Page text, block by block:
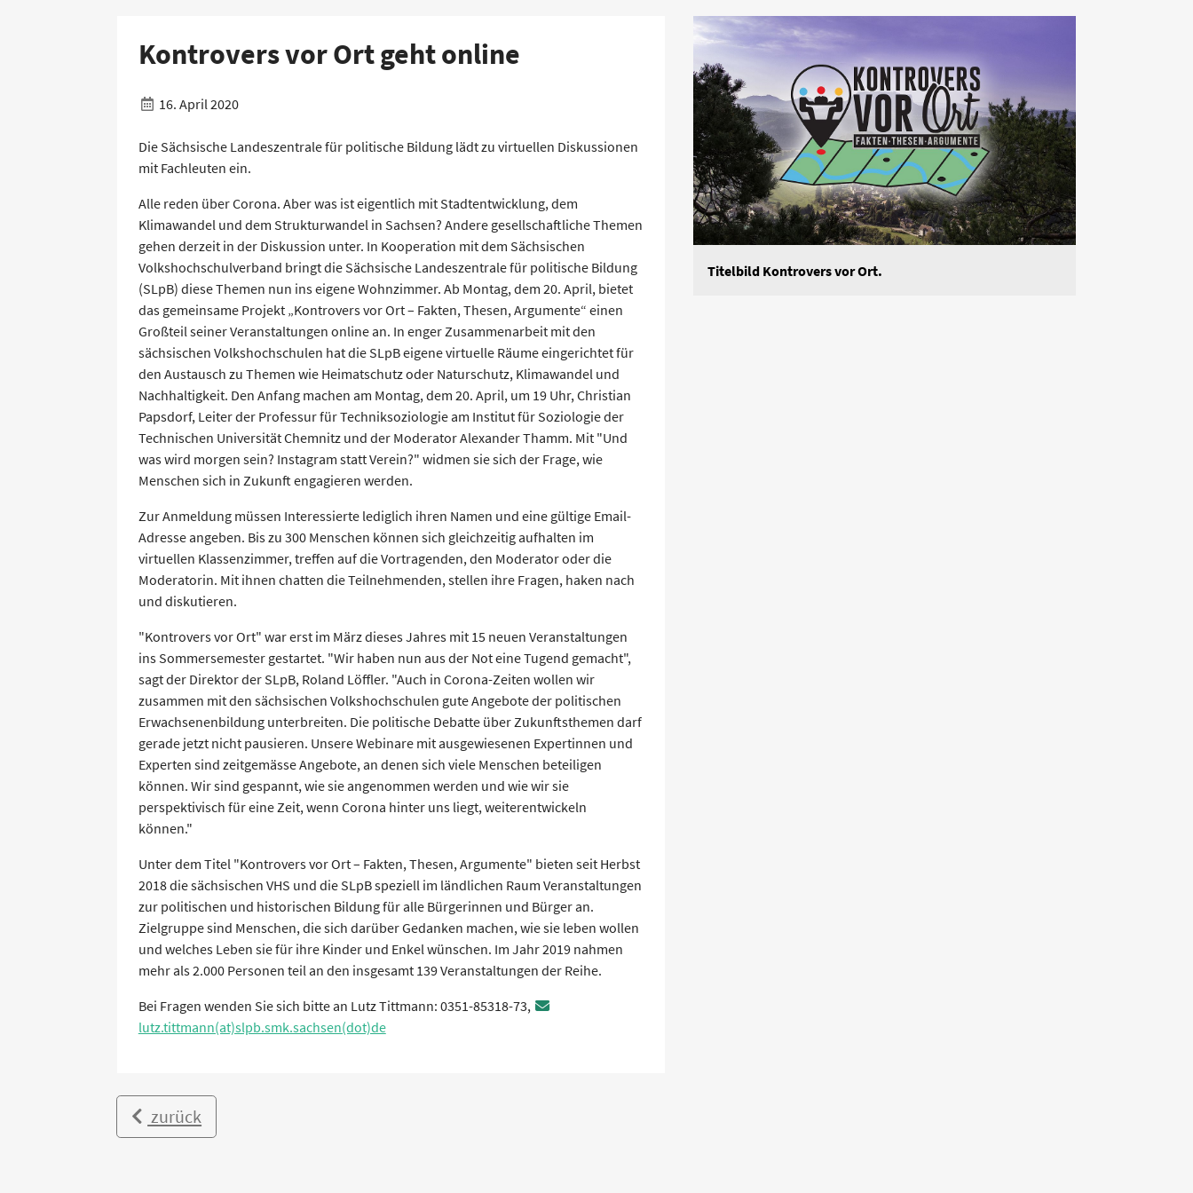
Kontrovers vor Ort geht online
16. April 2020
Die Sächsische Landeszentrale für politische Bildung lädt zu virtuellen Diskussionen
mit Fachleuten ein.
Alle reden über Corona. Aber was ist eigentlich mit Stadtentwicklung, dem
Klimawandel und dem Strukturwandel in Sachsen? Andere gesellschaftliche Themen
gehen derzeit in der Diskussion unter. In Kooperation mit dem Sächsischen
Volkshochschulverband bringt die Sächsische Landeszentrale für politische Bildung
(SLpB) diese Themen nun ins eigene Wohnzimmer. Ab Montag, dem 20. April, bietet
das gemeinsame Projekt „Kontrovers vor Ort – Fakten, Thesen, Argumente“ einen
Großteil seiner Veranstaltungen online an. In enger Zusammenarbeit mit den
sächsischen Volkshochschulen hat die SLpB eigene virtuelle Räume eingerichtet für
den Austausch zu Themen wie Heimatschutz oder Naturschutz, Klimawandel und
Nachhaltigkeit. Den Anfang machen am Montag, dem 20. April, um 19 Uhr, Christian
Papsdorf, Leiter der Professur für Techniksoziologie am Institut für Soziologie der
Technischen Universität Chemnitz und der Moderator Alexander Thamm. Mit "Und
was wird morgen sein? Instagram statt Verein?" widmen sie sich der Frage, wie
Menschen sich in Zukunft engagieren werden.
Zur Anmeldung müssen Interessierte lediglich ihren Namen und eine gültige Email-
Adresse angeben. Bis zu 300 Menschen können sich gleichzeitig aufhalten im
virtuellen Klassenzimmer, treffen auf die Vortragenden, den Moderator oder die
Moderatorin. Mit ihnen chatten die Teilnehmenden, stellen ihre Fragen, haken nach
und diskutieren.
"Kontrovers vor Ort" war erst im März dieses Jahres mit 15 neuen Veranstaltungen
ins Sommersemester gestartet. "Wir haben nun aus der Not eine Tugend gemacht",
sagt der Direktor der SLpB, Roland Löffler. "Auch in Corona-Zeiten wollen wir
zusammen mit den sächsischen Volkshochschulen gute Angebote der politischen
Erwachsenenbildung unterbreiten. Die politische Debatte über Zukunftsthemen darf
gerade jetzt nicht pausieren. Unsere Webinare mit ausgewiesenen Expertinnen und
Experten sind zeitgemässe Angebote, an denen sich viele Menschen beteiligen
können. Wir sind gespannt, wie sie angenommen werden und wie wir sie
perspektivisch für eine Zeit, wenn Corona hinter uns liegt, weiterentwickeln
können."
Unter dem Titel "Kontrovers vor Ort – Fakten, Thesen, Argumente" bieten seit Herbst
2018 die sächsischen VHS und die SLpB speziell im ländlichen Raum Veranstaltungen
zur politischen und historischen Bildung für alle Bürgerinnen und Bürger an.
Zielgruppe sind Menschen, die sich darüber Gedanken machen, wie sie leben wollen
und welches Leben sie für ihre Kinder und Enkel wünschen. Im Jahr 2019 nahmen
mehr als 2.000 Personen teil an den insgesamt 139 Veranstaltungen der Reihe.
Bei Fragen wenden Sie sich bitte an Lutz Tittmann: 0351-85318-73,
lutz.tittmann(at)slpb.smk.sachsen(dot)de
Titelbild Kontrovers vor Ort.
zurück